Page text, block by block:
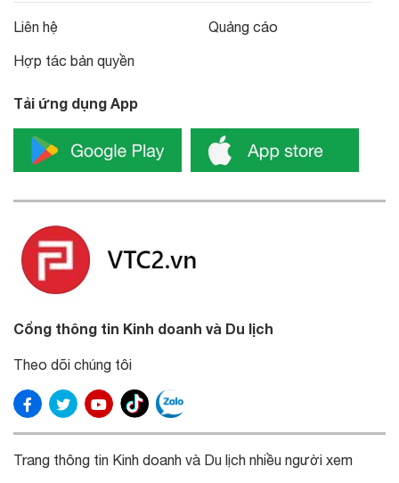
Liên hệ
Hợp tác bản quyền
Quảng cáo
Tải ứng dụng App
Cổng thông tin Kinh doanh và Du lịch
Theo dõi chúng tôi
Trang thông tin Kinh doanh và Du lịch nhiều người xem